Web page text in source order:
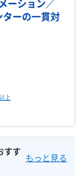
ーション／
ーの一貫対
上
すす
もっと見る